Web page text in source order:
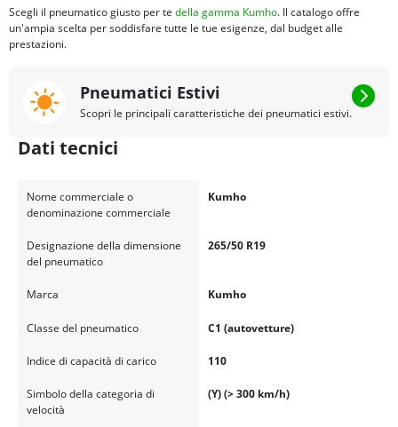
Scegli il pneumatico giusto per te della gamma Kumho. Il catalogo offre
un'ampia scelta per soddisfare tutte le tue esigenze, dal budget alle
prestazioni.
Pneumatici Estivi
Scopri le principali caratteristiche dei pneumatici estivi.
Dati tecnici
Nome commerciale o
denominazione commerciale
Kumho
Designazione della dimensione
del pneumatico
265/50 R19
Marca Kumho
Classe del pneumatico C1 (autovetture)
Indice di capacità di carico 110
Simbolo della categoria di
velocità
(Y) (> 300 km/h)